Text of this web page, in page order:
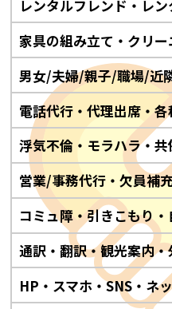
レンタルフレンド・レ
家具の組み立て・クリ
男女/夫婦/親子/職場/近
電話代行・代理出席・
浮気不倫・モラハラ・
営業/事務代行・欠員補
コミュ障・引きこもり
通訳・翻訳・観光案内
HP・スマホ・SNS・ネ